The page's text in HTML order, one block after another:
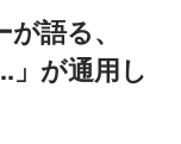
語る、
」が通用し